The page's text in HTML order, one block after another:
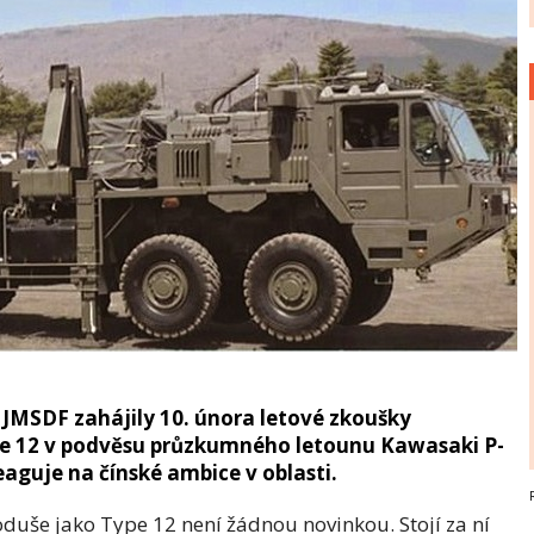
zahájily 10. února letové zkoušky
v podvěsu průzkumného letounu Kawasaki P-
na čínské ambice v oblasti.
jako Type 12 není žádnou novinkou. Stojí za ní